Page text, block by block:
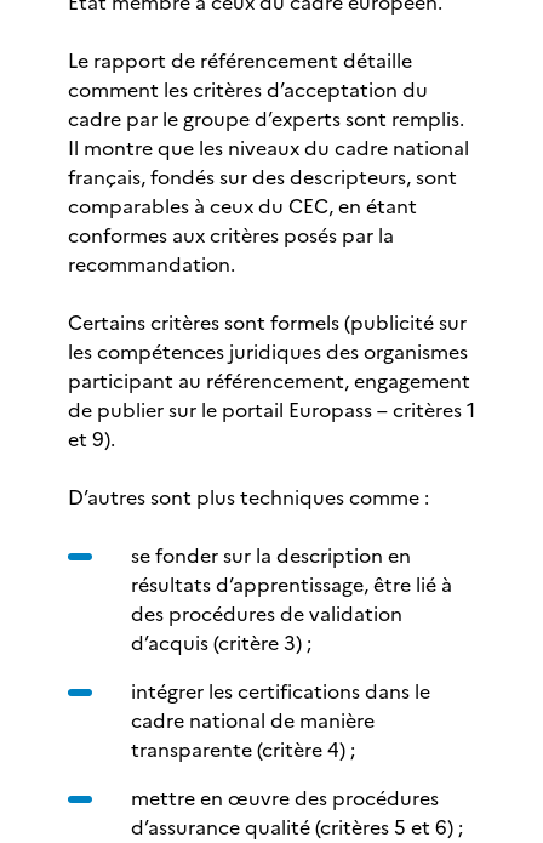
Le rapport de référencement détaille
comment les critères d’acceptation du
cadre par le groupe d’experts sont remplis.
Il montre que les niveaux du cadre national
français, fondés sur des descripteurs, sont
comparables à ceux du CEC, en étant
conformes aux critères posés par la
recommandation.
Certains critères sont formels (publicité sur
les compétences juridiques des organismes
participant au référencement, engagement
de publier sur le portail Europass – critères 1
et 9).
D’autres sont plus techniques comme :
se fonder sur la description en
résultats d’apprentissage, être lié à
des procédures de validation
d’acquis (critère 3) ;
intégrer les certifications dans le
cadre national de manière
transparente (critère 4) ;
mettre en œuvre des procédures
d’assurance qualité (critères 5 et 6) ;